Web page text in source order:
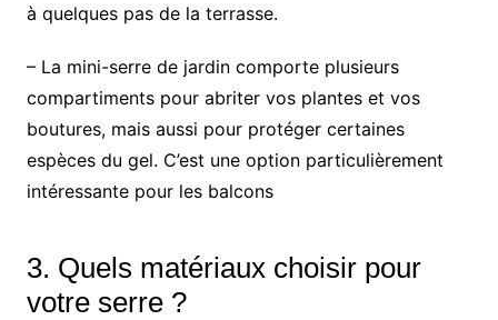
à quelques pas de la terrasse.
– La mini-serre de jardin comporte plusieurs
compartiments pour abriter vos plantes et vos
boutures, mais aussi pour protéger certaines
espèces du gel. C’est une option particulièrement
intéressante pour les balcons
3. Quels matériaux choisir pour
votre serre ?